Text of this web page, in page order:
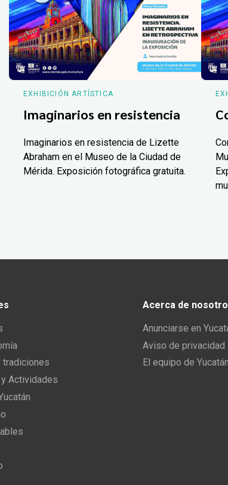
EXHIBICIÓN ARTÍSTICA
Imaginarios en resistencia
Imaginarios en resistencia de Lizette
Abraham en el Museo de la Ciudad de
Mérida. Exposición fotográfica gratuita.
tradiciones
Actividades
Acerca de
Anunciarse en
Aviso de privacidad
El equipo de